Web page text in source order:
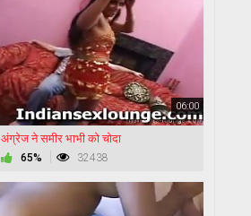
06:00
अंग्रेज ने समीर भाभी को चोदा
65% 32438